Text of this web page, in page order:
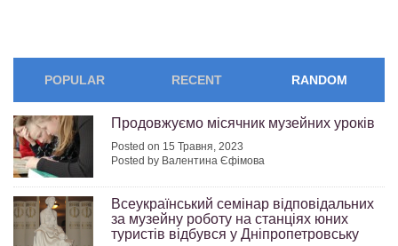
POPULAR RECENT RANDOM
Продовжуємо місячник музейних уроків
Posted on 15 Травня, 2023
Posted by Валентина Єфімова
Всеукраїнський семінар відповідальних
за музейну роботу на станціях юних
туристів відбувся у Дніпропетровську